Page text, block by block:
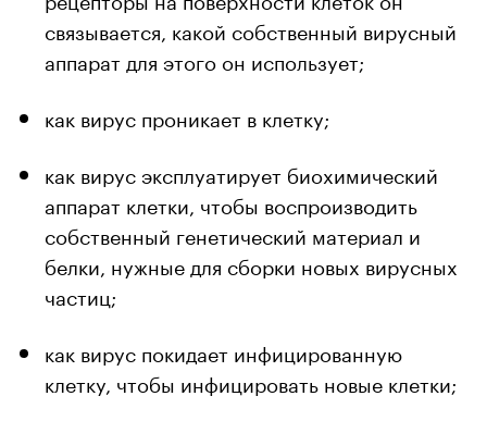
связывается, какой собственный вирусный
аппарат для этого он использует;
как вирус проникает в клетку;
как вирус эксплуатирует биохимический
аппарат клетки, чтобы воспроизводить
собственный генетический материал и
белки, нужные для сборки новых вирусных
частиц;
как вирус покидает инфицированную
клетку, чтобы инфицировать новые клетки;